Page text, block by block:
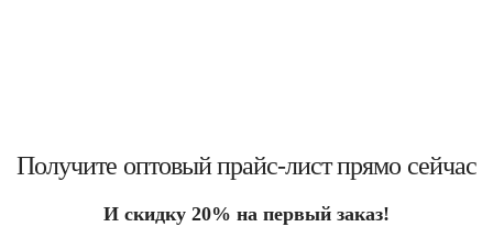
Получите оптовый прайс-лист прямо сейчас
И скидку 20% на первый заказ!